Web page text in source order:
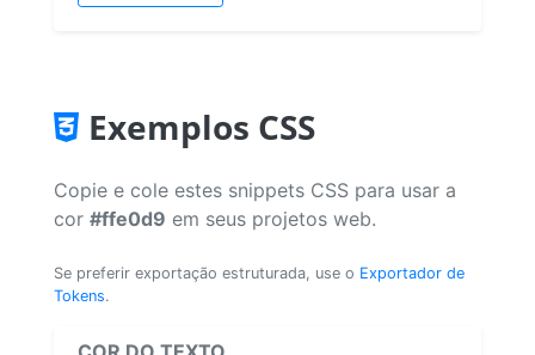
Exemplos CSS
Copie e cole estes snippets CSS para usar a
cor #ffe0d9 em seus projetos web.
Se preferir exportação estruturada, use o Exportador de
Tokens.